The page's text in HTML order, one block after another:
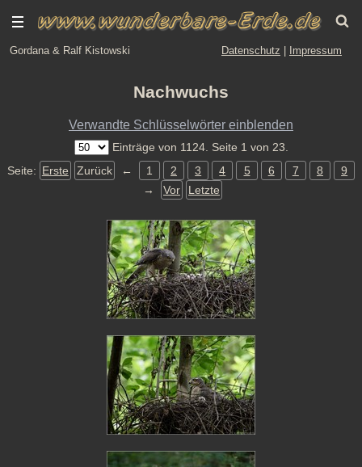
Gordana & Ralf Kistowski Datenschutz Impressum
Nachwuchs
Verwandte Schlüsselwörter einblenden
Einträge von 1124. Seite 1 von 23.
Seite: Erste Zurück ← 1 2 3 4 5 6 7 8
9
→
Vor Letzte